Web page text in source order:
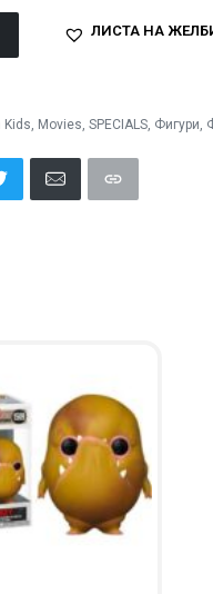
ЛИСТА НА
Kids, Movies, SPECIALS, Фигури,